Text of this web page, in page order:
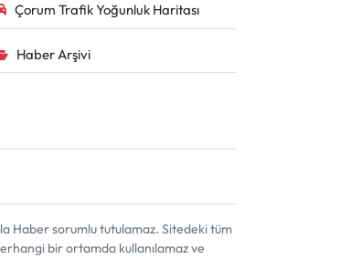
Çorum Trafik Yoğunluk Haritası
Haber Arşivi
Haber sorumlu tutulamaz. Sitedeki tüm
bir ortamda kullanılamaz ve